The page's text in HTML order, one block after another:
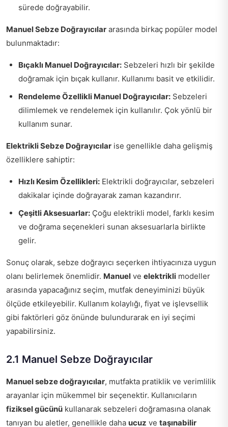
sürede doğrayabilir.
Manuel Sebze Doğrayıcılar arasında birkaç popüler model
bulunmaktadır:
Bıçaklı Manuel Doğrayıcılar: Sebzeleri hızlı bir şekilde
doğramak için bıçak kullanır. Kullanımı basit ve etkilidir.
Rendeleme Özellikli Manuel Doğrayıcılar: Sebzeleri
dilimlemek ve rendelemek için kullanılır. Çok yönlü bir
kullanım sunar.
Elektrikli Sebze Doğrayıcılar ise genellikle daha gelişmiş
özelliklere sahiptir:
Hızlı Kesim Özellikleri: Elektrikli doğrayıcılar, sebzeleri
dakikalar içinde doğrayarak zaman kazandırır.
Çeşitli Aksesuarlar: Çoğu elektrikli model, farklı kesim
ve doğrama seçenekleri sunan aksesuarlarla birlikte
gelir.
Sonuç olarak, sebze doğrayıcı seçerken ihtiyacınıza uygun
olanı belirlemek önemlidir. Manuel ve elektrikli modeller
arasında yapacağınız seçim, mutfak deneyiminizi büyük
ölçüde etkileyebilir. Kullanım kolaylığı, fiyat ve işlevsellik
gibi faktörleri göz önünde bulundurarak en iyi seçimi
yapabilirsiniz.
2.1 Manuel Sebze Doğrayıcılar
Manuel sebze doğrayıcılar, mutfakta pratiklik ve verimlilik
arayanlar için mükemmel bir seçenektir. Kullanıcıların
fiziksel gücünü kullanarak sebzeleri doğramasına olanak
tanıyan bu aletler, genellikle daha ucuz ve taşınabilir